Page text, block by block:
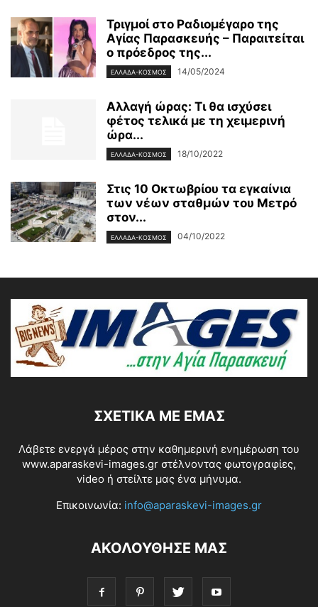
Τριγμοί στο Ραδιομέγαρο της
Αγίας Παρασκευής – Παραιτείται
ο πρόεδρος της...
ΕΛΛΑΔΑ-ΚΟΣΜΟΣ 14/05/2024
Αλλαγή ώρας: Τι θα ισχύσει
φέτος τελικά με τη χειμερινή
ώρα...
ΕΛΛΑΔΑ-ΚΟΣΜΟΣ 18/10/2022
Στις 10 Οκτωβρίου τα εγκαίνια
των νέων σταθμών του Μετρό
στον...
ΕΛΛΑΔΑ-ΚΟΣΜΟΣ 04/10/2022
ΣΧΕΤΙΚΆ ΜΕ ΕΜΆΣ
Λάβετε ενεργά μέρος στην καθημερινή ενημέρωση του
www.aparaskevi-images.gr στέλνοντας φωτογραφίες,
video ή στείλτε μας ένα μήνυμα.
Επικοινωνία: info@aparaskevi-images.gr
ΑΚΟΛΟΥΘΗΣΕ ΜΑΣ